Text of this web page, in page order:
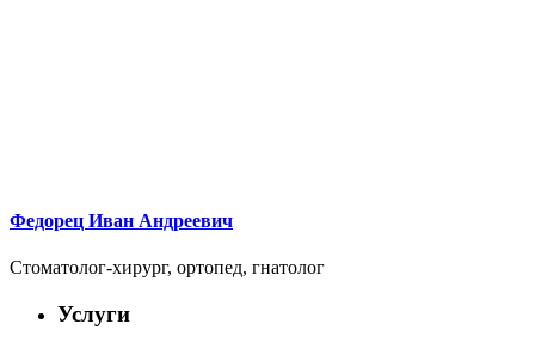
Федорец Иван Андреевич
Стоматолог-хирург, ортопед, гнатолог
Услуги